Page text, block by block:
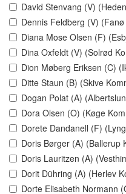
David Stenvang (V)
Dennis Feldberg (V)
Diana Mose Olsen (F)
Dina Oxfeldt (V) (Solrød
Dion Møberg Eriksen (C)
Ditte Staun (B) (Skive
Dogan Polat (A)
Dora Olsen (O) (Køge
Dorete Dandanell (F)
Doris Børger (A) (Ballerup
Doris Lauritzen (A)
Dorit Dühring (A) (Herlev
Dorte Elisabeth Normann